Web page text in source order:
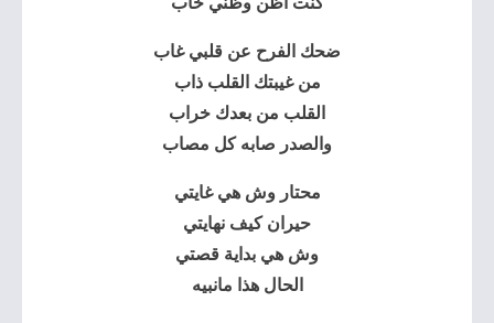
ضحك الفرح عن قلبي غاب
من غيبتك القلب ذاب
القلب من بعدك خراب
والصدر صابه كل مصاب
محتار وش هي غايتي
حيران كيف نهايتي
وش هي بداية قصتي
الحال هذا مانبيه